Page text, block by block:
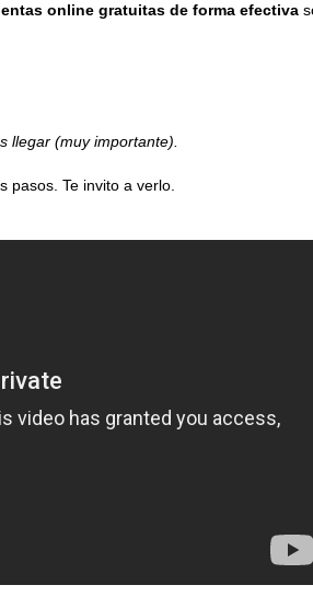
online gratuitas de forma efectiva
llegar (muy importante).
pasos. Te invito a verlo.